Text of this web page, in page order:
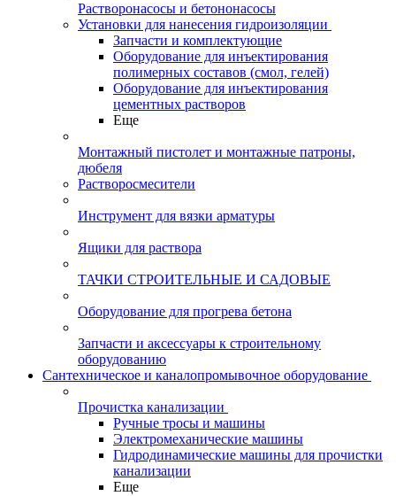
Растворонасосы и бетононасосы
Установки для нанесения гидроизоляции
Запчасти и комплектующие
Оборудование для инъектирования
полимерных составов (смол, гелей)
Оборудование для инъектирования
цементных растворов
Еще
Монтажный пистолет и монтажные патроны,
дюбеля
Растворосмесители
Инструмент для вязки арматуры
Ящики для раствора
ТАЧКИ СТРОИТЕЛЬНЫЕ И САДОВЫЕ
Оборудование для прогрева бетона
Запчасти и аксессуары к строительному
оборудованию
Сантехническое и каналопромывочное оборудование
Прочистка канализации
Ручные тросы и машины
Электромеханические машины
Гидродинамические машины для прочистки
канализации
Еще